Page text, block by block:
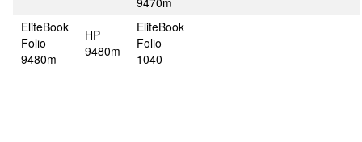
EliteBook
Folio
9480m
HP
9480m
EliteBook
Folio
1040